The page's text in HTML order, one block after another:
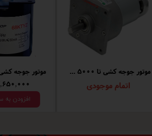
۳,۶۵۰,۰۰۰
افزودن به
موتور جوجه کشی تا 5000 عدد تخم مرغ
اتمام موجودی